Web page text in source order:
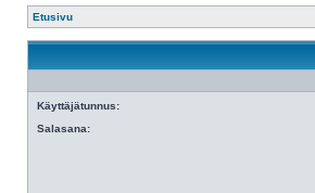
Etusivu
Käyttäjätunnus:
Salasana: